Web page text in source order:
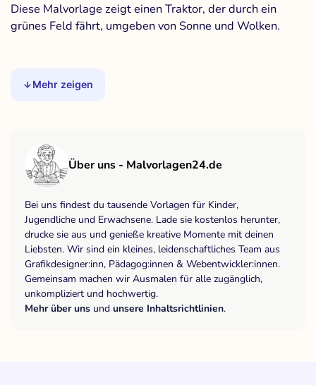
Diese Malvorlage zeigt einen Traktor, der durch ein
grünes Feld fährt, umgeben von Sonne und Wolken.
Mehr zeigen
Über uns - Malvorlagen24.de
Bei uns findest du tausende Vorlagen für Kinder,
Jugendliche und Erwachsene. Lade sie kostenlos herunter,
drucke sie aus und genieße kreative Momente mit deinen
Liebsten. Wir sind ein kleines, leidenschaftliches Team aus
Grafikdesigner:inn, Pädagog:innen & Webentwickler:innen.
Gemeinsam machen wir Ausmalen für alle zugänglich,
unkompliziert und hochwertig.
Mehr über uns und unsere Inhaltsrichtlinien.